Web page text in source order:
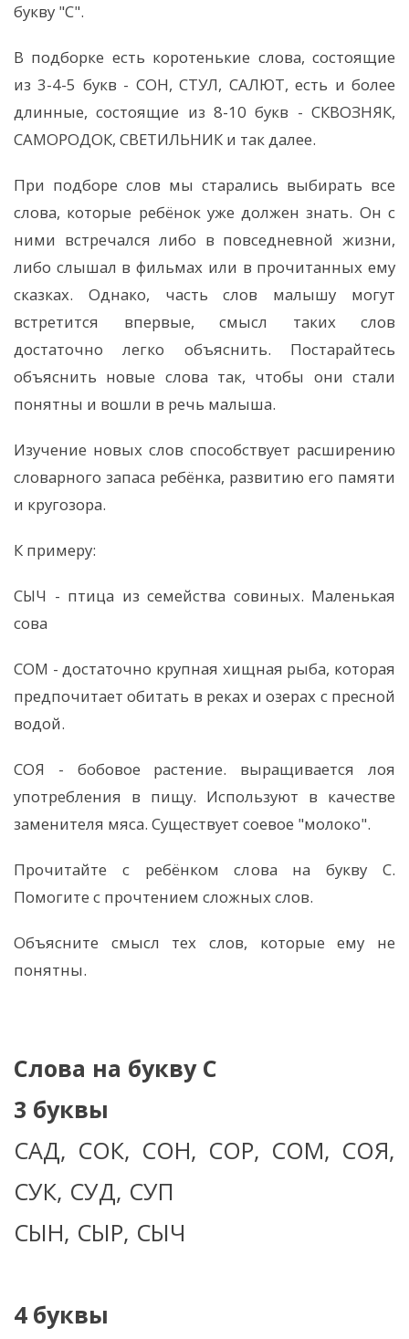
букву "С".
В подборке есть коротенькие слова, состоящие
из 3-4-5 букв - СОН, СТУЛ, САЛЮТ, есть и более
длинные, состоящие из 8-10 букв - СКВОЗНЯК,
САМОРОДОК, СВЕТИЛЬНИК и так далее.
При подборе слов мы старались выбирать все
слова, которые ребёнок уже должен знать. Он с
ними встречался либо в повседневной жизни,
либо слышал в фильмах или в прочитанных ему
сказках. Однако, часть слов малышу могут
встретится впервые, смысл таких слов
достаточно легко объяснить. Постарайтесь
объяснить новые слова так, чтобы они стали
понятны и вошли в речь малыша.
Изучение новых слов способствует расширению
словарного запаса ребёнка, развитию его памяти
и кругозора.
К примеру:
СЫЧ - птица из семейства совиных. Маленькая
сова
СОМ - достаточно крупная хищная рыба, которая
предпочитает обитать в реках и озерах с пресной
водой.
СОЯ - бобовое растение. выращивается лоя
употребления в пищу. Используют в качестве
заменителя мяса. Существует соевое "молоко".
Прочитайте с ребёнком слова на букву С.
Помогите с прочтением сложных слов.
Объясните смысл тех слов, которые ему не
понятны.
Слова на букву С
3 буквы
САД, СОК, СОН, СОР, СОМ, СОЯ,
СУК, СУД, СУП
СЫН, СЫР, СЫЧ
4 буквы